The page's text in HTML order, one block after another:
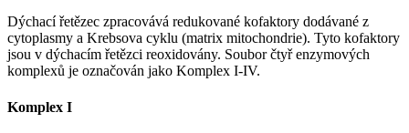
Dýchací řetězec zpracovává redukované kofaktory dodávané z
cytoplasmy a Krebsova cyklu (matrix mitochondrie). Tyto kofaktory
jsou v dýchacím řetězci reoxidovány. Soubor čtyř enzymových
komplexů je označován jako Komplex I-IV.
Komplex I